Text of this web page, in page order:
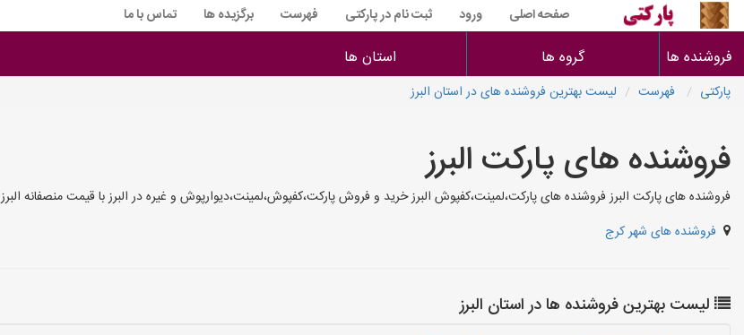
صفحه اصلی ورود ثبت نام در پارکتی فهرست برگزیده ها تماس با ما
فروشنده ها گروه ها استان ها
پارکتی فهرست لیست بهترین فروشنده های در استان البرز
فروشنده های پارکت البرز
فروشنده های پارکت البرز فروشنده های پارکت،لمینت،کفپوش البرز خرید و فروش پارکت،کفپوش،لمینت،دیوارپوش و غیره در البرز با قیمت منصفانه البرز
فروشنده های شهر کرج
لیست بهترین فروشنده ها در استان البرز